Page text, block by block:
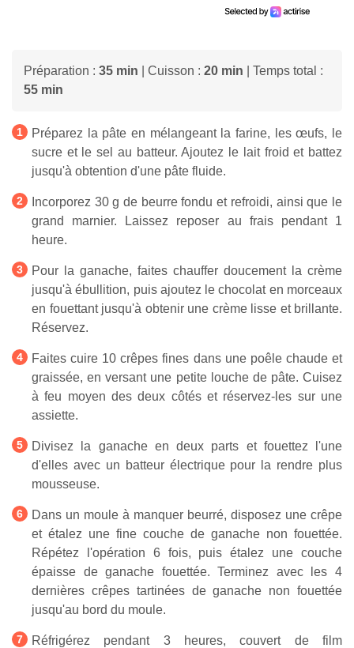
Préparation : 35 min | Cuisson : 20 min | Temps total :
55 min
Préparez la pâte en mélangeant la farine, les œufs, le
sucre et le sel au batteur. Ajoutez le lait froid et battez
jusqu'à obtention d'une pâte fluide.
Incorporez 30 g de beurre fondu et refroidi, ainsi que le
grand marnier. Laissez reposer au frais pendant 1
heure.
Pour la ganache, faites chauffer doucement la crème
jusqu'à ébullition, puis ajoutez le chocolat en morceaux
en fouettant jusqu'à obtenir une crème lisse et brillante.
Réservez.
Faites cuire 10 crêpes fines dans une poêle chaude et
graissée, en versant une petite louche de pâte. Cuisez
à feu moyen des deux côtés et réservez-les sur une
assiette.
Divisez la ganache en deux parts et fouettez l'une
d'elles avec un batteur électrique pour la rendre plus
mousseuse.
Dans un moule à manquer beurré, disposez une crêpe
et étalez une fine couche de ganache non fouettée.
Répétez l'opération 6 fois, puis étalez une couche
épaisse de ganache fouettée. Terminez avec les 4
dernières crêpes tartinées de ganache non fouettée
jusqu'au bord du moule.
Réfrigérez pendant 3 heures, couvert de film